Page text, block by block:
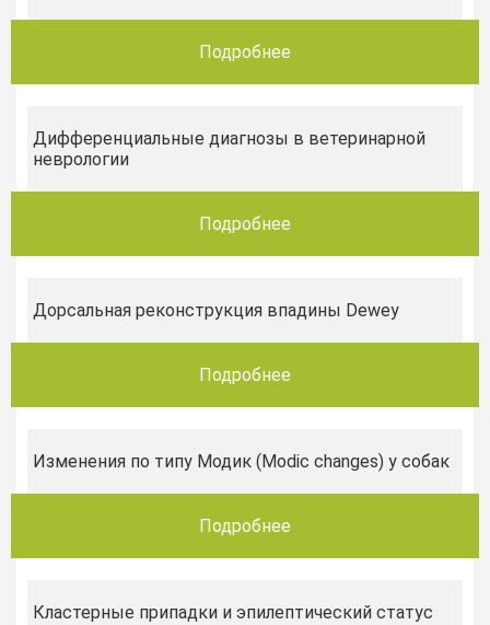
Подробнее
Дифференциальные диагнозы в ветеринарной
неврологии
Подробнее
Дорсальная реконструкция впадины Dewey
Подробнее
Изменения по типу Модик (Modic changes) у собак
Подробнее
Кластерные припадки и эпилептический статус